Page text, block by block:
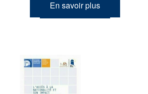
En savoir plus